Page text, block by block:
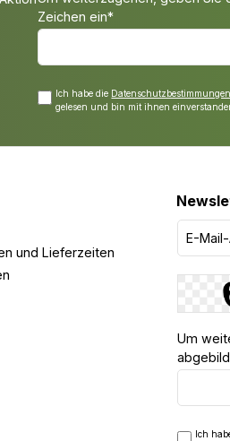
Zeichen ein*
Ich habe die Datenschutzbestimmungen
gelesen und bin mit ihnen
und Lieferzeiten
Um
Ich